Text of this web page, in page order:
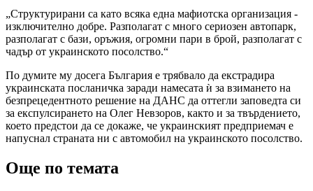
„Структурирани са като всяка една мафиотска организация -
изключително добре. Разполагат с много сериозен автопарк,
разполагат с бази, оръжия, огромни пари в брой, разполагат с
чадър от украинското посолство.“
По думите му досега България е трябвало да екстрадира
украинската посланичка заради намесата ѝ за взимането на
безпрецедентното решение на ДАНС да оттегли заповедта си
за експулсирането на Олег Невзоров, както и за твърдението,
което предстои да се докаже, че украинският предприемач е
напуснал страната ни с автомобил на украинското посолство.
Още по темата